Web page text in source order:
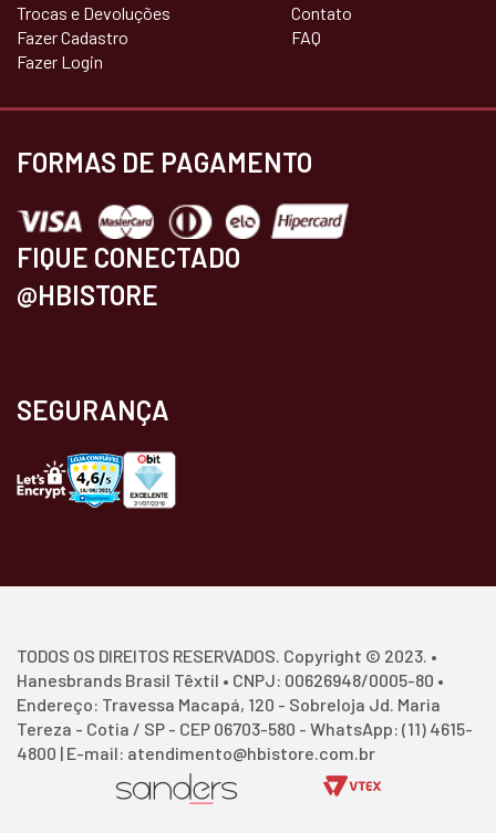
Trocas e Devoluções
Fazer Cadastro
Fazer Login
Contato
FAQ
FORMAS DE PAGAMENTO
FIQUE CONECTADO
@HBISTORE
SEGURANÇA
TODOS OS DIREITOS RESERVADOS. Copyright © 2023. •
Hanesbrands Brasil Têxtil • CNPJ: 00626948/0005-80 •
Endereço: Travessa Macapá, 120 - Sobreloja Jd. Maria
Tereza - Cotia / SP - CEP 06703-580 - WhatsApp: (11) 4615-
4800 | E-mail: atendimento@hbistore.com.br